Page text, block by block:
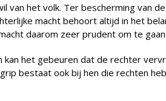
van het volk. Ter bescherming van
macht behoort altijd in het
daarom zeer prudent om te gaan.
het gebeuren dat de rechter
bestaat ook bij hen die rechten